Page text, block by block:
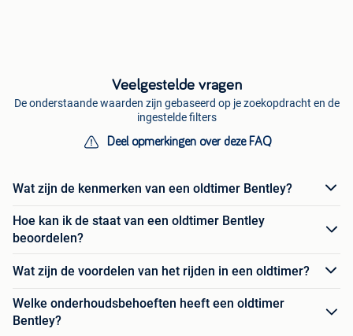
Veelgestelde vragen
De onderstaande waarden zijn gebaseerd op je zoekopdracht en de
ingestelde filters
Deel opmerkingen over deze FAQ
Wat zijn de kenmerken van een oldtimer Bentley?
Hoe kan ik de staat van een oldtimer Bentley
beoordelen?
Wat zijn de voordelen van het rijden in een oldtimer?
Welke onderhoudsbehoeften heeft een oldtimer
Bentley?